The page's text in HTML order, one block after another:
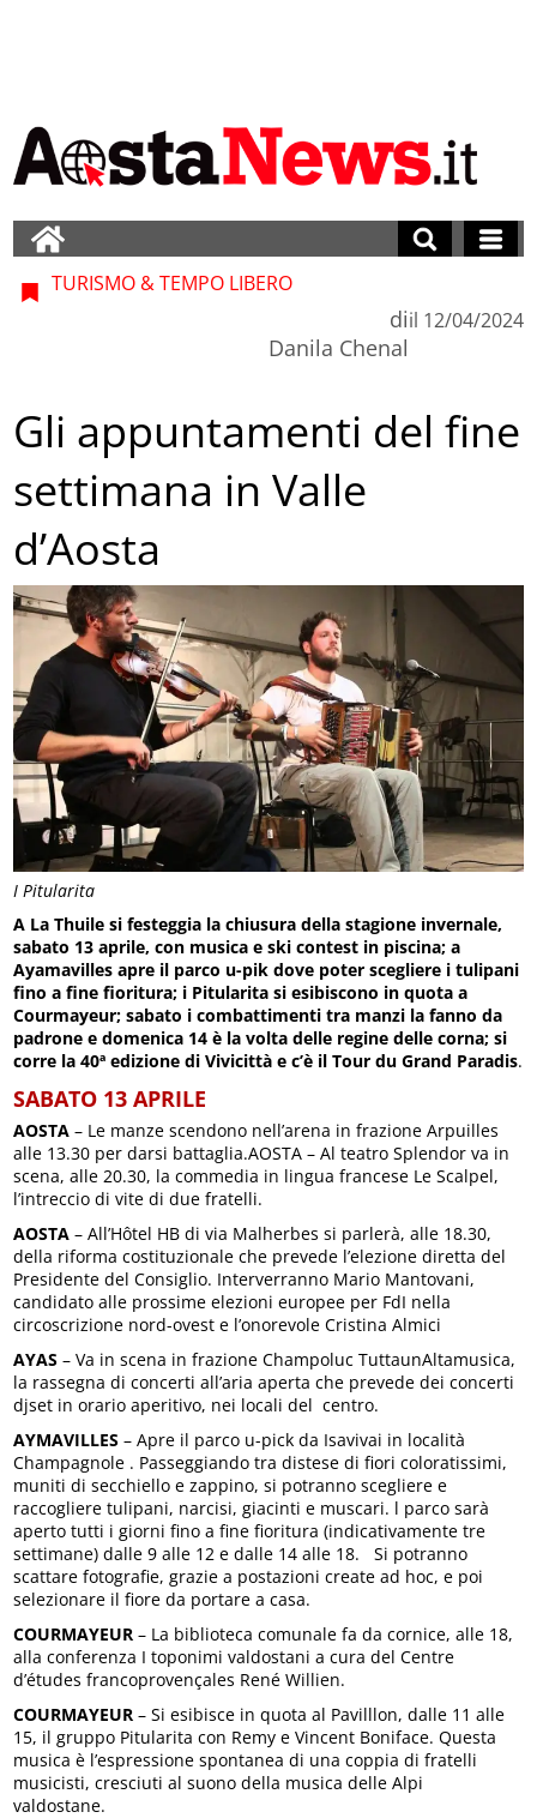
I Pitularita
TURISMO & TEMPO LIBERO
di
Danila Chenal
il 12/04/2024
Gli appuntamenti del fine
settimana in Valle
d’Aosta
A La Thuile si festeggia la chiusura della stagione invernale,
sabato 13 aprile, con musica e ski contest in piscina; a
Ayamavilles apre il parco u-pik dove poter scegliere i tulipani
fino a fine fioritura; i Pitularita si esibiscono in quota a
Courmayeur; sabato i combattimenti tra manzi la fanno da
padrone e domenica 14 è la volta delle regine delle corna; si
corre la 40ª edizione di Vivicittà e c’è il Tour du Grand Paradis.
SABATO 13 APRILE
AOSTA – Le manze scendono nell’arena in frazione Arpuilles
alle 13.30 per darsi battaglia.AOSTA – Al teatro Splendor va in
scena, alle 20.30, la commedia in lingua francese Le Scalpel,
l’intreccio di vite di due fratelli.
AOSTA – All’Hôtel HB di via Malherbes si parlerà, alle 18.30,
della riforma costituzionale che prevede l’elezione diretta del
Presidente del Consiglio. Interverranno Mario Mantovani,
candidato alle prossime elezioni europee per FdI nella
circoscrizione nord-ovest e l’onorevole Cristina Almici
AYAS – Va in scena in frazione Champoluc TuttaunAltamusica,
la rassegna di concerti all’aria aperta che prevede dei concerti
djset in orario aperitivo, nei locali del centro.
AYMAVILLES – Apre il parco u-pick da Isavivai in località
Champagnole . Passeggiando tra distese di fiori coloratissimi,
muniti di secchiello e zappino, si potranno scegliere e
raccogliere tulipani, narcisi, giacinti e muscari. l parco sarà
aperto tutti i giorni fino a fine fioritura (indicativamente tre
settimane) dalle 9 alle 12 e dalle 14 alle 18. Si potranno
scattare fotografie, grazie a postazioni create ad hoc, e poi
selezionare il fiore da portare a casa.
COURMAYEUR – La biblioteca comunale fa da cornice, alle 18,
alla conferenza I toponimi valdostani a cura del Centre
d’études francoprovençales René Willien.
COURMAYEUR – Si esibisce in quota al Pavilllon, dalle 11 alle
15, il gruppo Pitularita con Remy e Vincent Boniface. Questa
musica è l’espressione spontanea di una coppia di fratelli
musicisti, cresciuti al suono della musica delle Alpi
valdostane.